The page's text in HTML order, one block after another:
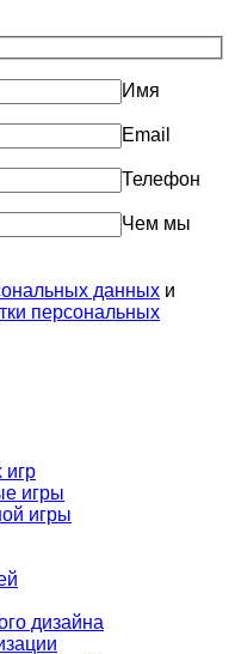
Имя
Email
Телефон
Чем мы
данных и
персональных
игр
игры
игры
дизайна